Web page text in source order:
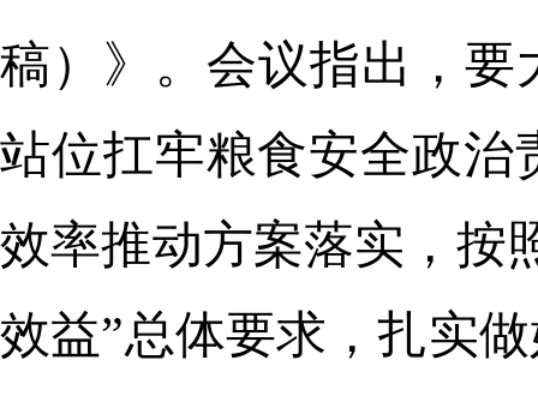
稿）》。会议指出，要
站位扛牢粮食安全政治
效率推动方案落实，按
效益”总体要求，扎实